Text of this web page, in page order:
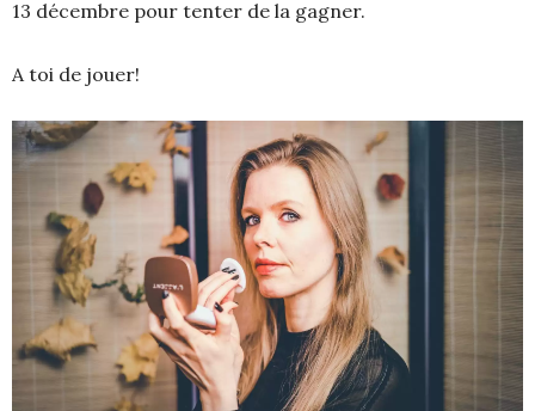
13 décembre pour tenter de la gagner.
A toi de jouer!